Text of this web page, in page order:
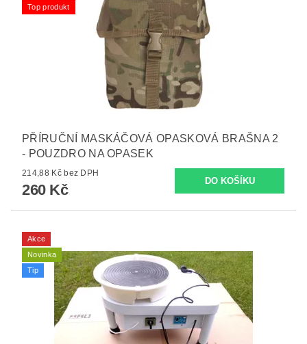
Top produkt
PŘÍRUČNÍ MASKÁČOVÁ OPASKOVÁ BRAŠNA 2
- POUZDRO NA OPASEK
214,88 Kč bez DPH
260 Kč
Akce
Novinka
Tip